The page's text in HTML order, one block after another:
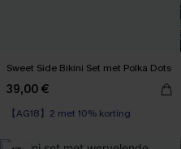
Sweet Side Bikini Set met Polka Dots
39,00 €
【AG18】2 met 10% korting